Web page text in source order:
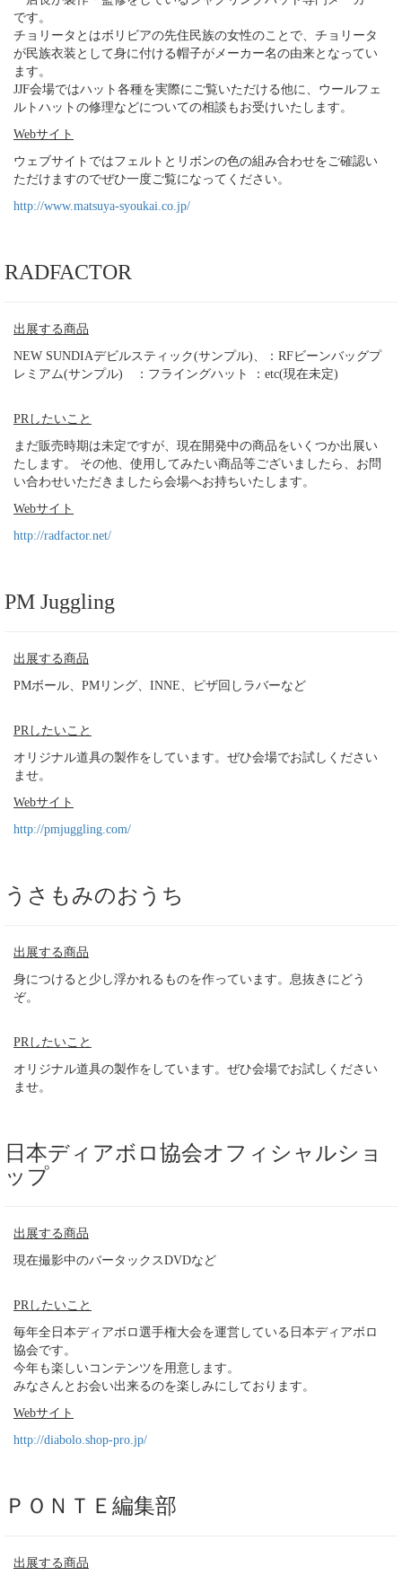
です。
チョリータとはボリビアの先住民族の女性のことで、チョリータ
が民族衣装として身に付ける帽子がメーカー名の由来となってい
ます。
JJF会場ではハット各種を実際にご覧いただける他に、ウールフェ
ルトハットの修理などについての相談もお受けいたします。
Webサイト
ウェブサイトではフェルトとリボンの色の組み合わせをご確認い
ただけますのでぜひ一度ご覧になってください。
http://www.matsuya-syoukai.co.jp/
RADFACTOR
出展する商品
NEW SUNDIAデビルスティック(サンプル)、：RFビーンバッグプ
レミアム(サンプル) ：フライングハット ：etc(現在未定)
PRしたいこと
まだ販売時期は未定ですが、現在開発中の商品をいくつか出展い
たします。 その他、使用してみたい商品等ございましたら、お問
い合わせいただきましたら会場へお持ちいたします。
Webサイト
http://radfactor.net/
PM Juggling
出展する商品
PMボール、PMリング、INNE、ピザ回しラバーなど
PRしたいこと
オリジナル道具の製作をしています。ぜひ会場でお試しください
ませ。
Webサイト
http://pmjuggling.com/
うさもみのおうち
出展する商品
身につけると少し浮かれるものを作っています。息抜きにどう
ぞ。
PRしたいこと
オリジナル道具の製作をしています。ぜひ会場でお試しください
ませ。
日本ディアボロ協会オフィシャルショ
ップ
出展する商品
現在撮影中のバータックスDVDなど
PRしたいこと
毎年全日本ディアボロ選手権大会を運営している日本ディアボロ
協会です。
今年も楽しいコンテンツを用意します。
みなさんとお会い出来るのを楽しみにしております。
Webサイト
http://diabolo.shop-pro.jp/
ＰＯＮＴＥ編集部
出展する商品